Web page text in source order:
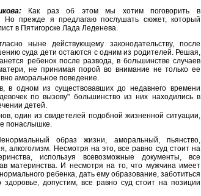
Как раз об этом мы хотим поговорить в
Но прежде я предлагаю послушать сюжет, который
в Пятигорске Лада Леденева.
ныне действующему законодательству, после
суда дети остаются с одним из родителей. Решая,
ребенок после развода, в большинстве случаев
не принимая порой во внимание не только ее
аморальное поведение.
в одном из существовавших до недавнего времени
по вызову" большинство из них находились в
детей.
один из свидетелей подобной жизненной ситуации,
понаслышке.
образ жизни, аморальный, пьянство,
алкоголизм. Несмотря на это, все равно суд стоит на
используя всевозможные документы, все
материнства. И несмотря на то, что мужчина имеет
ребенка, дать ему образование, заботиться
здоровье, допустим, все равно суд стоит на позиции